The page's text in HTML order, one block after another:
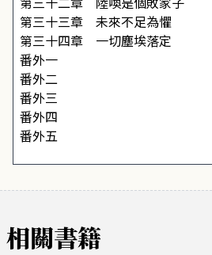
第三十三章 未來不足為懼
第三十四章 一切塵埃落定
番外一
番外二
番外三
番外四
番外五
相關書籍